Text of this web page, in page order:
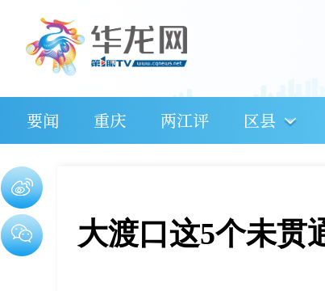
要闻 重庆 两江评 区县
大渡口这5个未贯